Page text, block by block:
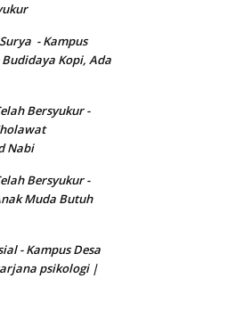
- Kampus
Kopi, Ada
Bersyukur -
Nabi
Bersyukur -
Muda Butuh
- Kampus Desa
psikologi |